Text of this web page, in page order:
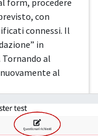
form, procedere
con
connessi. Il
in
al
al